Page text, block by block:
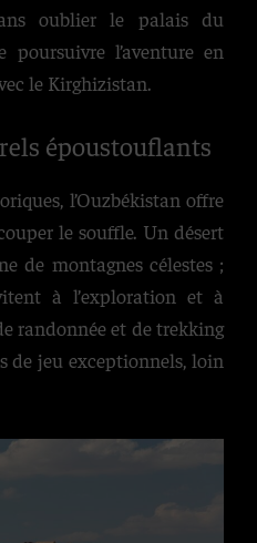
oublier le palais du
poursuivre l’aventure en
le Kirghizistan.
époustouflants
l’Ouzbékistan offre
le souffle. Un désert
de montagnes célestes ;
à l’exploration et à
randonnée et de trekking
de jeu exceptionnels, loin